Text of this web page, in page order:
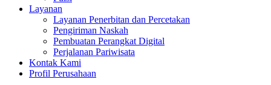
Layanan
Layanan Penerbitan dan Percetakan
Pengiriman Naskah
Pembuatan Perangkat Digital
Perjalanan Pariwisata
Kontak Kami
Profil Perusahaan